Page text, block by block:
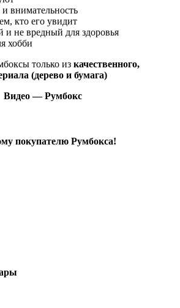
внимательность
кто его увидит
и не вредный для здоровья
хобби
только из качественного,
(дерево и бумага)
Видео — Румбокс
покупателю Румбокса!